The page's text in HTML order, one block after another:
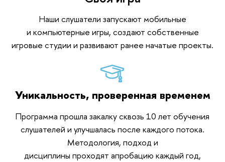
Наши слушатели запускают мобильные
и компьютерные игры, создают собственные
игровые студии и развивают ранее начатые проекты.
Уникальность, проверенная временем
Программа прошла закалку сквозь 10 лет обучения
слушателей и улучшалась после каждого потока.
Методология, подход и
дисциплины проходят апробацию каждый год,